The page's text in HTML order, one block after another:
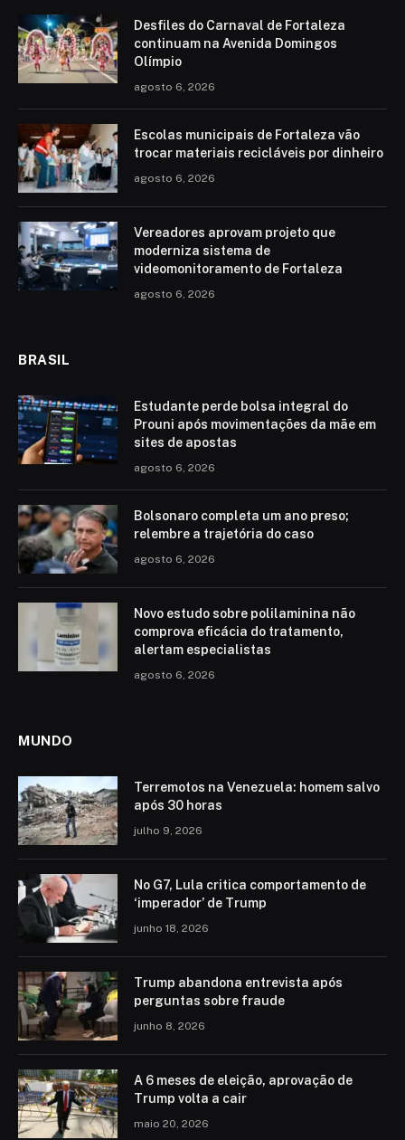
Desfiles do Carnaval de Fortaleza
continuam na Avenida Domingos
Olímpio
agosto 6, 2026
Escolas municipais de Fortaleza vão
trocar materiais recicláveis por dinheiro
agosto 6, 2026
Vereadores aprovam projeto que
moderniza sistema de
videomonitoramento de Fortaleza
agosto 6, 2026
BRASIL
Estudante perde bolsa integral do
Prouni após movimentações da mãe em
sites de apostas
agosto 6, 2026
Bolsonaro completa um ano preso;
relembre a trajetória do caso
agosto 6, 2026
Novo estudo sobre polilaminina não
comprova eficácia do tratamento,
alertam especialistas
agosto 6, 2026
MUNDO
Terremotos na Venezuela: homem salvo
após 30 horas
julho 9, 2026
No G7, Lula critica comportamento de
‘imperador’ de Trump
junho 18, 2026
Trump abandona entrevista após
perguntas sobre fraude
junho 8, 2026
A 6 meses de eleição, aprovação de
Trump volta a cair
maio 20, 2026